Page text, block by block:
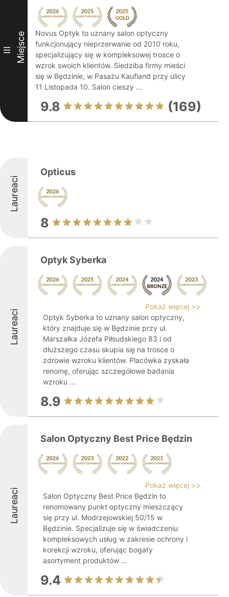
III Miejsce
Novus Optyk to uznany salon optyczny
funkcjonujący nieprzerwanie od 2010 roku,
specjalizujący się w kompleksowej trosce o
wzrok swoich klientów. Siedziba firmy mieści
się w Będzinie, w Pasażu Kaufland przy ulicy
11 Listopada 10. Salon cieszy ...
9.8 (169)
Laureaci
Opticus
8
Laureaci
Optyk Syberka
Pokaż więcej >>
Optyk Syberka to uznany salon optyczny,
który znajduje się w Będzinie przy ul.
Marszałka Józefa Piłsudskiego 83 i od
dłuższego czasu skupia się na trosce o
zdrowie wzroku klientów. Placówka zyskała
renomę, oferując szczegółowe badania
wzroku ...
8.9
Laureaci
Salon Optyczny Best Price Będzin
Pokaż więcej >>
Salon Optyczny Best Price Będzin to
renomowany punkt optyczny mieszczący
się przy ul. Modrzejowskiej 50/15 w
Będzinie. Specjalizuje się w świadczeniu
kompleksowych usług w zakresie ochrony i
korekcji wzroku, oferując bogaty
asortyment produktów ...
9.4